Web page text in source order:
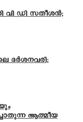
വി ഡി സതീശൻ;
ദർശനവരി;
ആത്മീയ